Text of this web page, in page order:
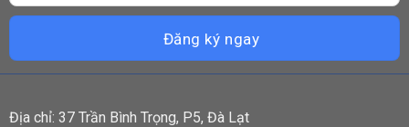
Địa chỉ: 37 Trần Bình Trọng, P5, Đà Lạt